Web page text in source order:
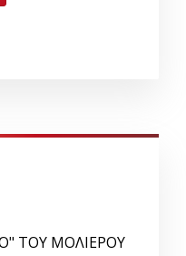
ΤΟΥ ΜΟΛΙΕΡΟΥ